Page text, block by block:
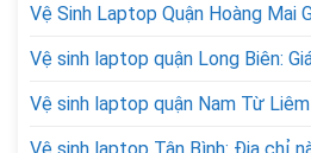
Vệ Sinh Laptop Quận Hoàng Mai
Vệ sinh laptop quận Long Biên:
Vệ sinh laptop quận Nam Từ